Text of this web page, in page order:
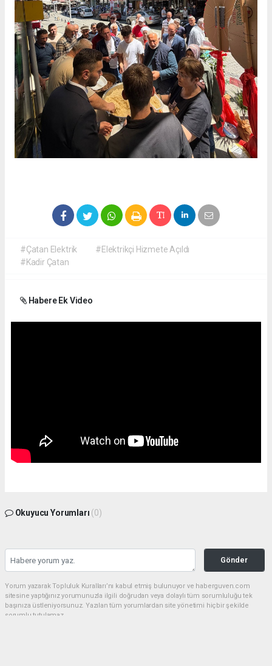
#Çatan Elektrik
#Elektrikçi Hizmete Açıldı
#Kadir Çatan
Habere Ek Video
Okuyucu Yorumları (0)
Gönder
Yorum yazarak Topluluk Kuralları’nı kabul etmiş bulunuyor ve haberguven.com
sitesine yaptığınız yorumunuzla ilgili doğrudan veya dolaylı tüm sorumluluğu tek
başınıza üstleniyorsunuz. Yazılan tüm yorumlardan site yönetimi hiçbir şekilde
sorumlu tutulamaz.